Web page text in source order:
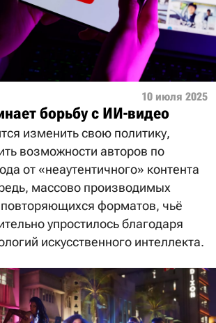
10 июля 2025
борьбу с ИИ-видео
изменить свою политику,
возможности авторов по
от «неаутентичного» контента
массово производимых
повторяющихся форматов, чьё
упростилось благодаря
искусственного интеллекта.